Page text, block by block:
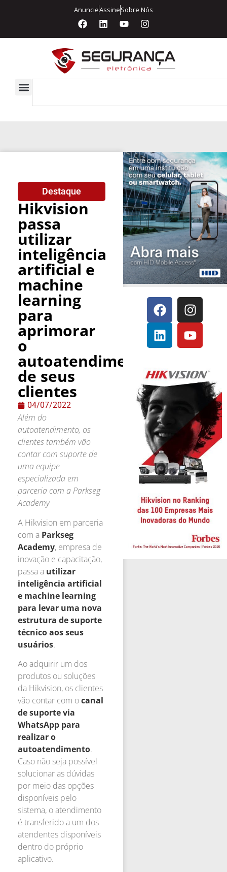
AnuncieAssineSobre Nós
Destaque
Hikvision
passa
utilizar
inteligência
artificial e
machine
learning
para
aprimorar
o
autoatendimento
de seus
clientes
04/07/2022
Além do
autoatendimento, os
clientes também vão
contar com suporte de
uma equipe
especializada em
parceria com a Parkseg
Academy
A Hikvision em parceria
com a Parkseg
Academy, empresa de
inovação e capacitação,
passa a utilizar
inteligência artificial
e machine learning
para levar uma nova
estrutura de suporte
técnico aos seus
usuários.
Ao adquirir um dos
produtos ou soluções
da Hikvision, os clientes
vão contar com ocanal
de suporte via
WhatsApp para
realizar o
autoatendimento.
Caso não seja possível
solucionar as dúvidas
por meio das opções
disponíveis pelo
sistema, o atendimento
é transferido a um dos
atendentes disponíveis
dentro do próprio
aplicativo.